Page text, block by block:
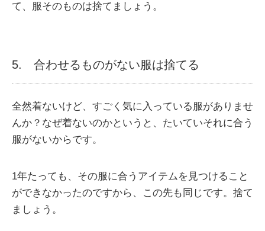
て、服そのものは捨てましょう。
5. 合わせるものがない服は捨てる
全然着ないけど、すごく気に入っている服がありませ
んか？なぜ着ないのかというと、たいていそれに合う
服がないからです。
1年たっても、その服に合うアイテムを見つけること
ができなかったのですから、この先も同じです。捨て
ましょう。